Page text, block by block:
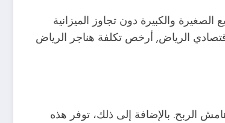
الصغيرة والكبيرة دون تجاوز الميزانية
بنسبة 20% يقلل التكاليف الإجمالية ويزيد هامش الربح. بالإضافة إلى ذلك، توفر هذه